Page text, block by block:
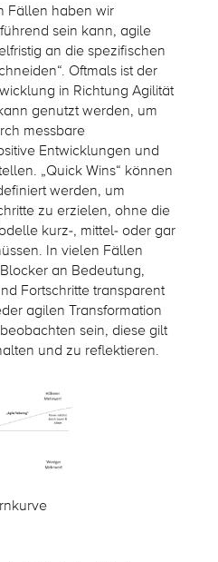
Fällen haben wir
sein kann, agile
an die spezifischen
Oftmals ist der
in Richtung Agilität
genutzt werden, um
messbare
Entwicklungen und
„Quick Wins“ können
werden, um
zu erzielen, ohne die
kurz-, mittel- oder gar
In vielen Fällen
an Bedeutung,
Fortschritte transparent
agilen Transformation
sein, diese gilt
und zu reflektieren.